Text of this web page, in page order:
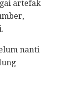
artefak
nanti